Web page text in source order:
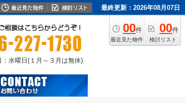
最終更新：2026年08月07日
00件
最近見た物件
00件
検討リスト
：水曜日(１月～３月は無休)